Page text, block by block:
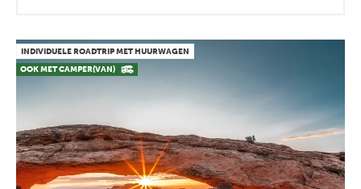
INDIVIDUELE ROADTRIP MET HUURWAGEN
OOK MET CAMPER(VAN)